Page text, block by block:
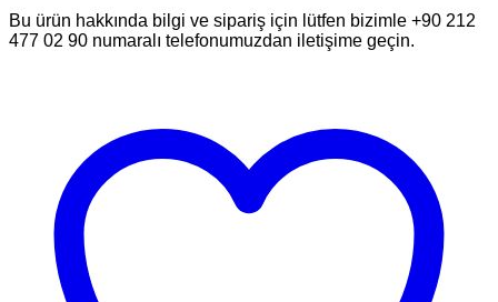
Bu ürün hakkında bilgi ve sipariş için lütfen bizimle +90 212
477 02 90 numaralı telefonumuzdan iletişime geçin.